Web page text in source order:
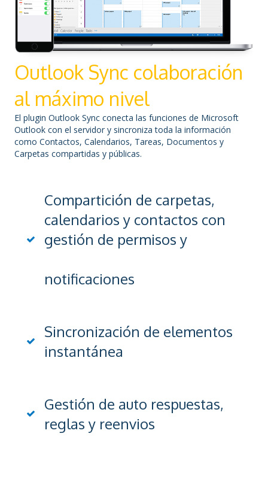
Outlook Sync colaboración
al máximo nivel
El plugin Outlook Sync conecta las funciones de Microsoft
Outlook con el servidor y sincroniza toda la información
como Contactos, Calendarios, Tareas, Documentos y
Carpetas compartidas y públicas.
Compartición de carpetas,
calendarios y contactos con
gestión de permisos y
notificaciones
Sincronización de elementos
instantánea
Gestión de auto respuestas,
reglas y reenvios